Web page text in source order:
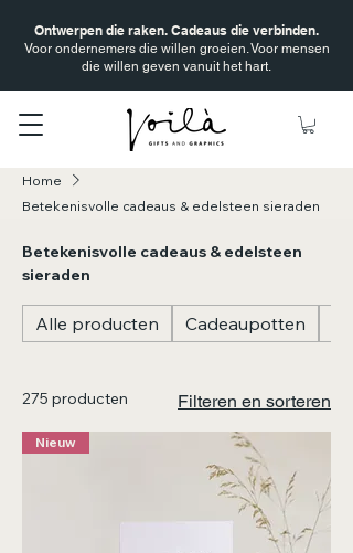
Ontwerpen die raken. Cadeaus die verbinden.
Voor ondernemers die willen groeien. Voor mensen
die willen geven vanuit het hart.
Home
Betekenisvolle cadeaus & edelsteen sieraden
Betekenisvolle cadeaus & edelsteen
sieraden
Alle producten Cadeaupotten
275 producten Filteren en sorteren
Nieuw